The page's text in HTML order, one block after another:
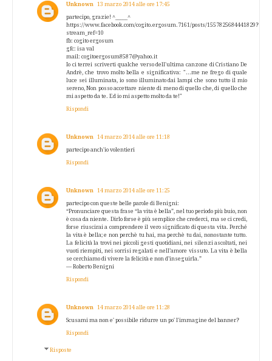
Unknown 13 marzo 2014 alle ore 17:45
partecipo, grazie! ^_____^
https://www.facebook.com/cogito.ergosum.7161/posts/1557825684441829?
stream_ref=10
fb: cogito ergosum
gfc: isa val
mail: cogitoergosum8587@yahoo.it
Io ci terrei scriverti qualche verso dell'ultima canzone di Cristiano De
Andrè, che trovo molto bella e significativa: "...me ne frego di quale
luce sei illuminata, io sono illuminato dai lampi che sono tutto il mio
sereno, Non posso accettare niente di meno di quello che, di quello che
mi aspetto da te. Ed io mi aspetto molto da te!"
Rispondi
Unknown 14 marzo 2014 alle ore 11:18
partecipo anch'io volentieri
Rispondi
Unknown 14 marzo 2014 alle ore 11:25
partecipo con queste belle parole di Benigni:
“Pronunciare questa frase “la vita è bella”, nel tuo periodo più buio, non
è cosa da niente. Dirlo forse è più semplice che crederci, ma se ci credi,
forse riuscirai a comprendere il vero significato di questa vita. Perché
la vita è bella; e non perchè tu hai, ma perchè tu dai, nonostante tutto.
La felicità la trovi nei piccoli gesti quotidiani, nei silenzi ascoltati, nei
vuoti riempiti, nei sorrisi regalati e nell’amore vissuto. La vita è bella
se cerchiamo di vivere la felicità e non d’inseguirla.”
— Roberto Benigni
Rispondi
Unknown 14 marzo 2014 alle ore 11:28
Scusami ma non e' possibile ridurre un po' l'immagine del banner?
Rispondi
Risposte